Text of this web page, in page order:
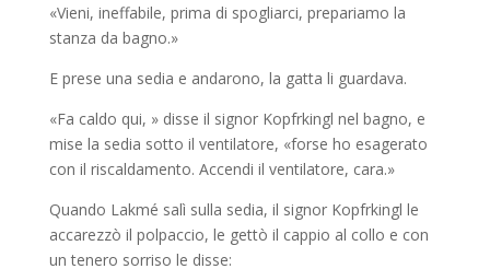
«Vieni, ineffabile, prima di spogliarci, prepariamo la
stanza da bagno.»
E prese una sedia e andarono, la gatta li guardava.
«Fa caldo qui, » disse il signor Kopfrkingl nel bagno, e
mise la sedia sotto il ventilatore, «forse ho esagerato
con il riscaldamento. Accendi il ventilatore, cara.»
Quando Lakmé salì sulla sedia, il signor Kopfrkingl le
accarezzò il polpaccio, le gettò il cappio al collo e con
un tenero sorriso le disse: